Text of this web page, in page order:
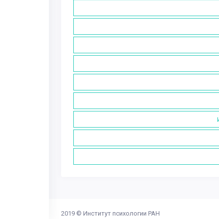
2019 © Институт психологии РАН